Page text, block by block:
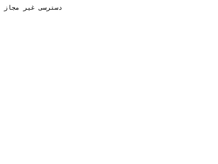
دسترسی غیر مجاز